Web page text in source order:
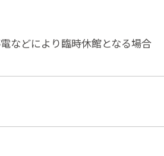
などにより臨時休館となる場合